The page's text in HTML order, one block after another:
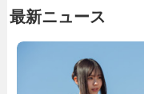
最新ニュース